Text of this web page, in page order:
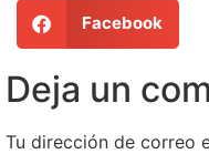
Facebook
Deja un
Tu dirección de correo